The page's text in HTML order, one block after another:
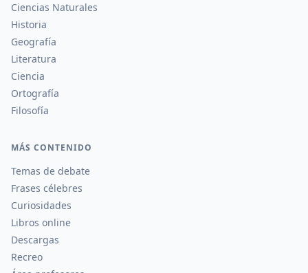
Ciencias Naturales
Historia
Geografía
Literatura
Ciencia
Ortografía
Filosofía
MÁS CONTENIDO
Temas de debate
Frases célebres
Curiosidades
Libros online
Descargas
Recreo